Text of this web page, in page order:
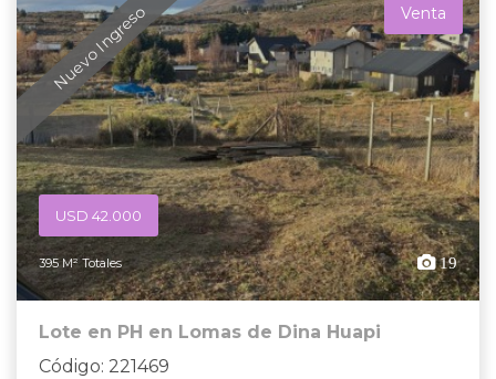
Nuevo Ingreso Venta
USD 42.000
395 M² Totales 19
Lote en PH en Lomas de Dina Huapi
Código: 221469